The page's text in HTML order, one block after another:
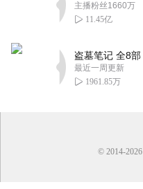
主播粉丝1660万
11.45亿
最近一周更新
1961.85万
© 2014-2026